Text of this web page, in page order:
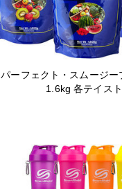
パーフェクト・スムージー
1.6kg 各テイスト